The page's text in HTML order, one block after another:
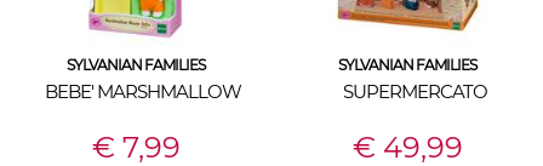
SYLVANIAN FAMILIES
BEBE' MARSHMALLOW
€ 7,99
SYLVANIAN FAMILIES
SUPERMERCATO
€ 49,99